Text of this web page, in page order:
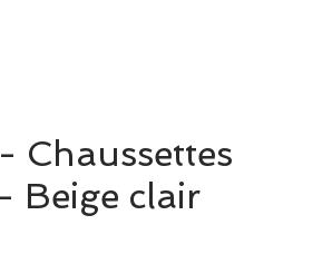
Chaussettes
Beige clair